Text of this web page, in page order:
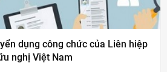
dụng công chức của Liên hiệp
nghị Việt Nam